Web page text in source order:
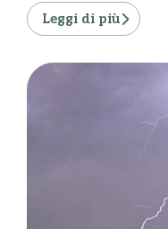
Leggi di più